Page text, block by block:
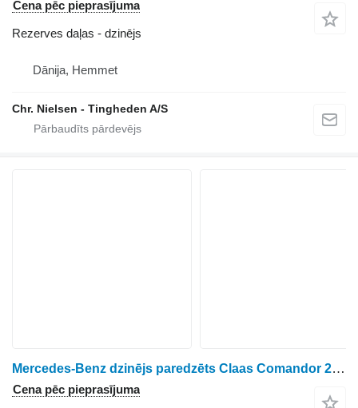
Cena pēc pieprasījuma
Rezerves daļas - dzinējs
Dānija, Hemmet
Chr. Nielsen - Tingheden A/S
Mercedes-Benz dzinējs paredzēts Claas Comandor 228 graudu kombaina
Cena pēc pieprasījuma